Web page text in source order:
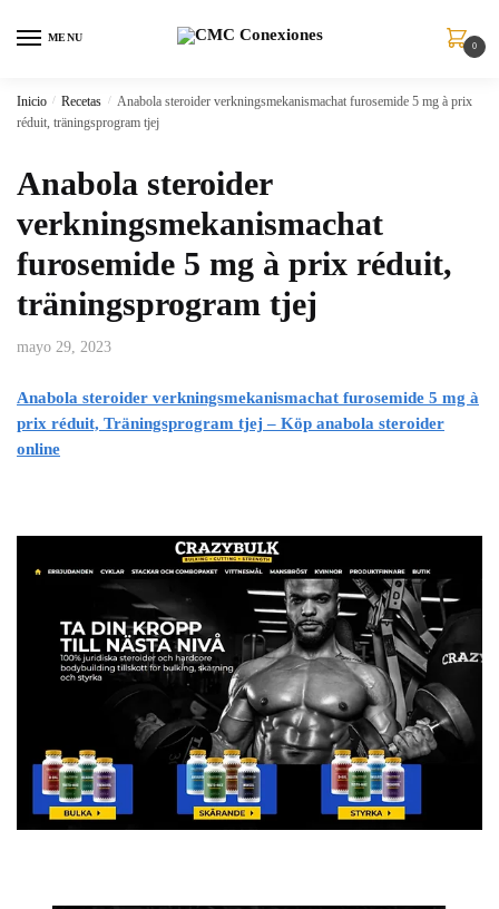
MENU
0
Inicio / Recetas / Anabola steroider verkningsmekanismachat furosemide 5 mg à prix
réduit, träningsprogram tjej
Anabola steroider
verkningsmekanismachat
furosemide 5 mg à prix réduit,
träningsprogram tjej
mayo 29, 2023
Anabola steroider verkningsmekanismachat furosemide 5 mg à
prix réduit, Träningsprogram tjej – Köp anabola steroider
online